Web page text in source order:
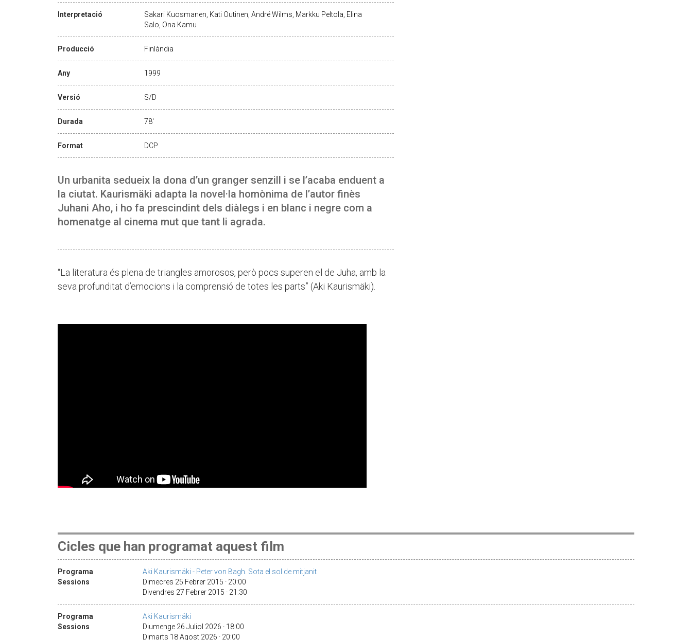
Interpretació
Sakari Kuosmanen, Kati Outinen, André Wilms, Markku Peltola, Elina
Salo, Ona Kamu
Producció Finlàndia
Any 1999
Versió S/D
Durada 78'
Format DCP
Un urbanita sedueix la dona d’un granger senzill i se l’acaba enduent a
la ciutat. Kaurismäki adapta la novel·la homònima de l’autor finès
Juhani Aho, i ho fa prescindint dels diàlegs i en blanc i negre com a
homenatge al cinema mut que tant li agrada.
“La literatura és plena de triangles amorosos, però pocs superen el de Juha, amb la
seva profunditat d’emocions i la comprensió de totes les parts” (Aki Kaurismäki).
Cicles que han programat aquest film
Programa
Aki Kaurismäki - Peter von Bagh. Sota el sol de mitjanit
Sessions
Dimecres 25 Febrer 2015 · 20:00
Divendres 27 Febrer 2015 · 21:30
Programa
Aki Kaurismäki
Sessions
Diumenge 26 Juliol 2026 · 18:00
Dimarts 18 Agost 2026 · 20:00